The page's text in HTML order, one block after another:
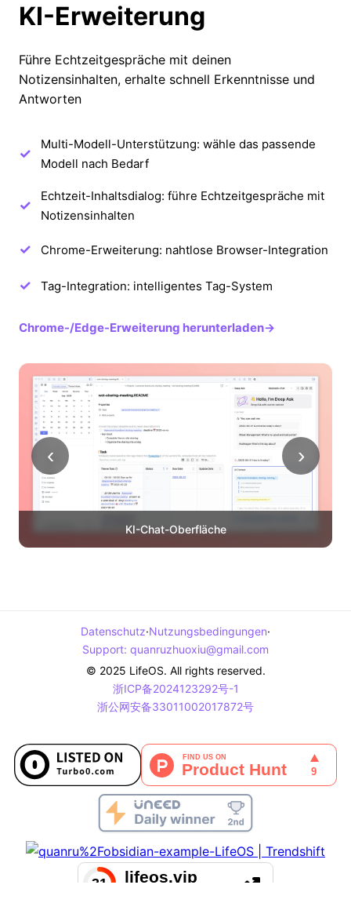
KI-Erweiterung
Führe Echtzeitgespräche mit deinen
Notizensinhalten, erhalte schnell Erkenntnisse und
Antworten
Multi-Modell-Unterstützung: wähle das passende
Modell nach Bedarf
Echtzeit-Inhaltsdialog: führe Echtzeitgespräche mit
Notizensinhalten
Chrome-Erweiterung: nahtlose Browser-Integration
Tag-Integration: intelligentes Tag-System
Chrome-/Edge-Erweiterung herunterladen→
‹ ›
KI-Chat-Oberfläche
Datenschutz·Nutzungsbedingungen·
Support: quanruzhuoxiu@gmail.com
© 2025 LifeOS. All rights reserved.
浙ICP备2024123292号-1
浙公网安备33011002017872号